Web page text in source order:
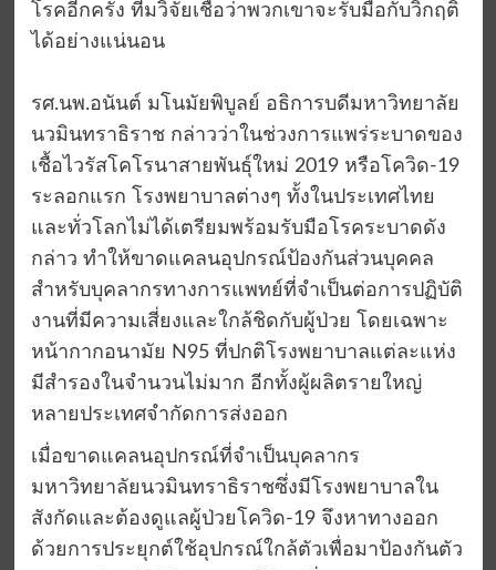
โรคอีกครั้ง ทีมวิจัยเชื่อว่าพวกเขาจะรับมือกับวิกฤติ
ได้อย่างแน่นอน
รศ.นพ.อนันต์ มโนมัยพิบูลย์ อธิการบดีมหาวิทยาลัย
นวมินทราธิราช กล่าวว่าในช่วงการแพร่ระบาดของ
เชื้อไวรัสโคโรนาสายพันธุ์ใหม่ 2019 หรือโควิด-19
ระลอกแรก โรงพยาบาลต่างๆ ทั้งในประเทศไทย
และทั่วโลกไม่ได้เตรียมพร้อมรับมือโรคระบาดดัง
กล่าว ทำให้ขาดแคลนอุปกรณ์ป้องกันส่วนบุคคล
สำหรับบุคลากรทางการแพทย์ที่จำเป็นต่อการปฏิบัติ
งานที่มีความเสี่ยงและใกล้ชิดกับผู้ป่วย โดยเฉพาะ
หน้ากากอนามัย N95 ที่ปกติโรงพยาบาลแต่ละแห่ง
มีสำรองในจำนวนไม่มาก อีกทั้งผู้ผลิตรายใหญ่
หลายประเทศจำกัดการส่งออก
เมื่อขาดแคลนอุปกรณ์ที่จำเป็นบุคลากร
มหาวิทยาลัยนวมินทราธิราชซึ่งมีโรงพยาบาลใน
สังกัดและต้องดูแลผู้ป่วยโควิด-19 จึงหาทางออก
ด้วยการประยุกต์ใช้อุปกรณ์ใกล้ตัวเพื่อมาป้องกันตัว